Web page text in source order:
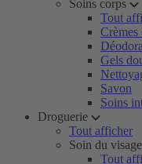
Soins corps
Tout
Crèmes
Gels
Savon
Soins
Droguerie
Tout afficher
Soin du visage
Tout